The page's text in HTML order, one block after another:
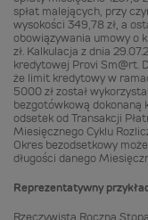
spłat malejących, przy
wysokości 349,78 zł, a
obowiązywania umowy o
zł. Kalkulacja z dnia
kredytowej Provi Sm@rt.
że limit kredytowy w
5000 zł został
bezgotówkową dokonaną
odsetek od Transakcji
Miesięcznego Cyklu
Okres bezodsetkowy
długości danego
Reprezentatywny